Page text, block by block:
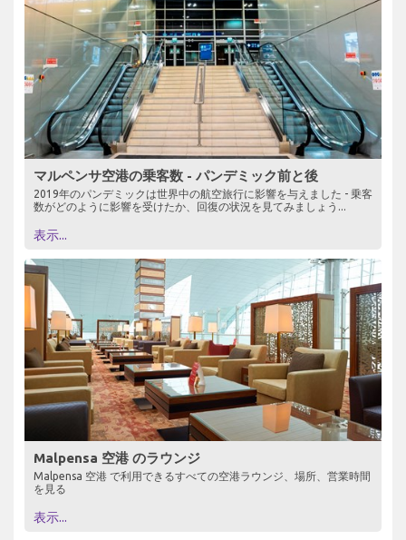
マルペンサ空港の乗客数 - パンデミック前と後
2019年のパンデミックは世界中の航空旅行に影響を与えました - 乗客
数がどのように影響を受けたか、回復の状況を見てみましょう...
表示...
Malpensa 空港 のラウンジ
Malpensa 空港 で利用できるすべての空港ラウンジ、場所、営業時間
を見る
表示...